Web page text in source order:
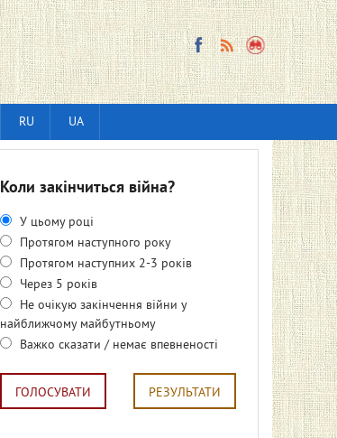
RU UA
Коли закінчиться війна?
У цьому році
Протягом наступного року
Протягом наступних 2-3 років
Через 5 років
Не очікую закінчення війни у
найближчому майбутньому
Важко сказати / немає впевненості
ГОЛОСУВАТИ РЕЗУЛЬТАТИ